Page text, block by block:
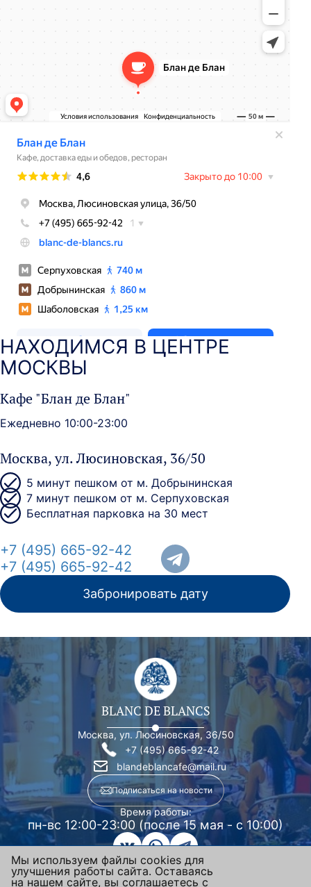
НАХОДИМСЯ В ЦЕНТРЕ
МОСКВЫ
Кафе "Блан де Блан"
Ежедневно 10:00-23:00
Москва, ул. Люсиновская, 36/50
5 минут пешком от м. Добрынинская
7 минут пешком от м. Серпуховская
Бесплатная парковка на 30 мест
+7 (495) 665-92-42
+7 (495) 665-92-42
Забронировать дату
Москва, ул. Люсиновская, 36/50
+7 (495) 665-92-42
blandeblancafe@mail.ru
BLANC DE BLANCS
Подписаться на новости
Время работы:
пн-вс 12:00-23:00 (после 15 мая - с 10:00)
Мы используем файлы cookies для
улучшения работы сайта. Оставаясь
на нашем сайте, вы соглашаетесь с